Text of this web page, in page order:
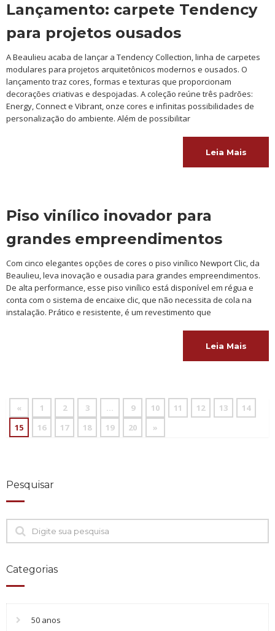
Lançamento: carpete Tendency
para projetos ousados
A Beaulieu acaba de lançar a Tendency Collection, linha de carpetes
modulares para projetos arquitetônicos modernos e ousados. O
lançamento traz cores, formas e texturas que proporcionam
decorações criativas e despojadas. A coleção reúne três padrões:
Energy, Connect e Vibrant, onze cores e infinitas possibilidades de
personalização do ambiente. Além de possibilitar
Leia Mais
Piso vinílico inovador para
grandes empreendimentos
Com cinco elegantes opções de cores o piso vinílico Newport Clic, da
Beaulieu, leva inovação e ousadia para grandes empreendimentos.
De alta performance, esse piso vinílico está disponível em régua e
conta com o sistema de encaixe clic, que não necessita de cola na
instalação. Prático e resistente, é um revestimento que
Leia Mais
« 1 2 3 … 9 10 11 12 13
14
15
16 17 18 19 20 »
Pesquisar
Categorias
50 anos